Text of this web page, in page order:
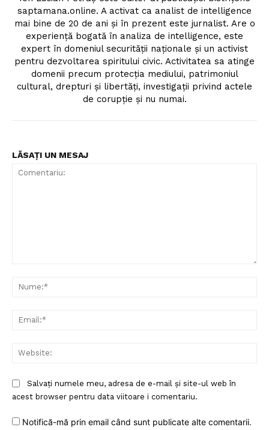
saptamana.online. A activat ca analist de intelligence
mai bine de 20 de ani și în prezent este jurnalist. Are o
experiență bogată în analiza de intelligence, este
expert în domeniul securității naționale și un activist
pentru dezvoltarea spiritului civic. Activitatea sa atinge
domenii precum protecția mediului, patrimoniul
cultural, drepturi și libertăți, investigații privind actele
de corupție și nu numai.
LĂSAȚI UN MESAJ
Salvați numele meu, adresa de e-mail și site-ul web în
acest browser pentru data viitoare i comentariu.
Notifică-mă prin email când sunt publicate alte comentarii.